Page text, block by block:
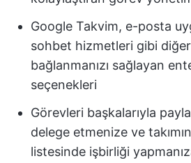
Google Takvim, e-posta
sohbet hizmetleri gibi
bağlanmanızı sağlayan
seçenekleri
Görevleri başkalarıyla
delege etmenize ve
listesinde işbirliği